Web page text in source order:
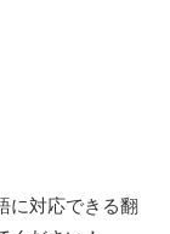
に対応できる翻